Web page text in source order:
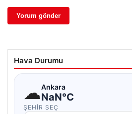
Hava Durumu
☁Ankara
NaN°C
ŞEHIR SEÇ